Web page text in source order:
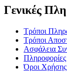
Γενικές
Τρόποι
Τρόποι
Ασφάλεια
Όροι Χρήσης